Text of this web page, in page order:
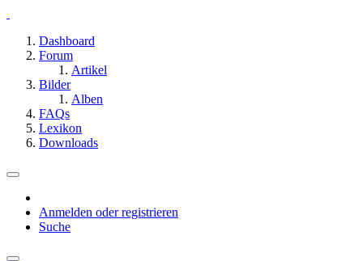
Dashboard
Forum
Artikel
Bilder
Alben
FAQs
Lexikon
Downloads
Anmelden oder registrieren
Suche